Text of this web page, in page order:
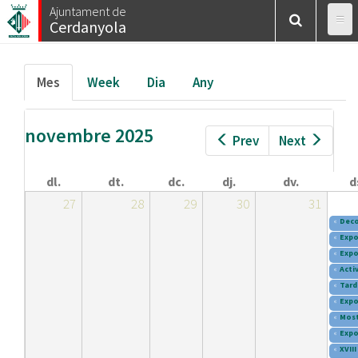
Vés
al
Ajuntament de
Cerdanyola
Esteu
aquí
Inici Calendar/Mes
Pestanyes
primàries
Mes (pestanya
activa)
Week Dia Any
Prev Next
novembre 2025
dl. dt. dc. dj. dv.
27 28 29 30 31
«
«
«
«
«
«
«
«
«